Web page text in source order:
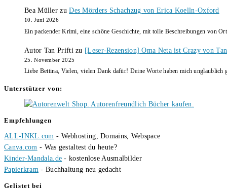
Bea Müller zuDes Mörders Schachzug von Erica Koelln-Oxford
10. Juni 2026
Ein packender Krimi, eine schöne Geschichte, mit tolle Beschreibungen von
Autor Tan Prifti zu [Leser-Rezension] Oma Neta ist Crazy von
25. November 2025
Liebe Bettina, Vielen, vielen Dank dafür! Deine Worte haben mich unglaublich
Unterstützer von:
Empfehlungen
ALL-INKL.com - Webhosting, Domains, Webspace
Canva.com - Was gestaltest du heute?
Kinder-Mandala.de - kostenlose Ausmalbilder
Papierkram - Buchhaltung neu gedacht
Gelistet bei